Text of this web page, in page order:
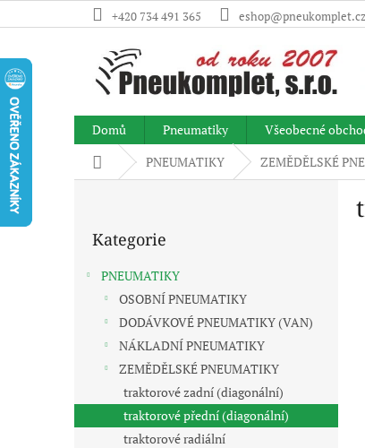
na
+420 734 491 365 eshop@pneukomplet.cz
Domů Pneumatiky Všeobecné
Domů PNEUMATIKY ZEMĚDĚLSKÉ
n
e
kategorie
Kategorie
PNEUMATIKY
OSOBNÍ PNEUMATIKY
DODÁVKOVÉ PNEUMATIKY (VAN)
NÁKLADNÍ PNEUMATIKY
ZEMĚDĚLSKÉ PNEUMATIKY
traktorové zadní (diagonální)
traktorové přední (diagonální)
traktorové radiální